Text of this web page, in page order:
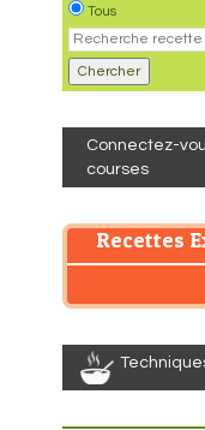
Tous
Connectez-
courses
Recettes